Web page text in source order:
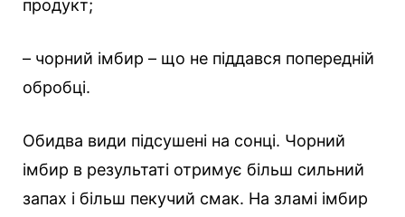
продукт;
– чорний імбир – що не піддався попередній
обробці.
Обидва види підсушені на сонці. Чорний
імбир в результаті отримує більш сильний
запах і більш пекучий смак. На зламі імбир